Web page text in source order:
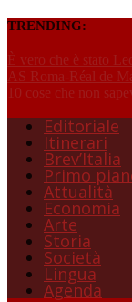
TRENDING:
È vero che è stato
AS Roma-Réal de
10 cose che non
Editoriale
Itinerari
Brev’Italia
Primo
Attualità
Economia
Arte
Storia
Società
Lingua
Agenda